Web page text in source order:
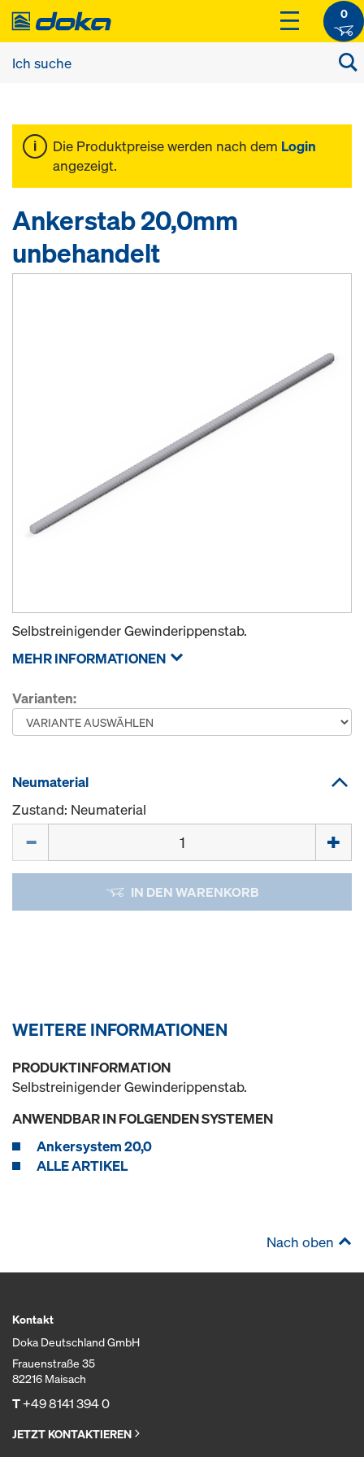
0
Die Produktpreise werden nach dem Login
angezeigt.
Ankerstab 20,0mm
unbehandelt
Selbstreinigender Gewinderippenstab.
MEHR INFORMATIONEN
Varianten:
Neumaterial
Zustand: Neumaterial
IN DEN WARENKORB
WEITERE INFORMATIONEN
PRODUKTINFORMATION
Selbstreinigender Gewinderippenstab.
ANWENDBAR IN FOLGENDEN SYSTEMEN
Ankersystem 20,0
ALLE ARTIKEL
Nach oben
Kontakt
Doka Deutschland GmbH
Frauenstraße 35
82216 Maisach
T+49 8141 394 0
JETZT KONTAKTIEREN